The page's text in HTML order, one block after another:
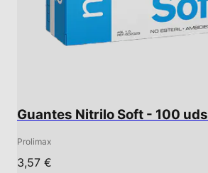
Guantes Nitrilo Soft - 100 uds
Prolimax
3,57 €